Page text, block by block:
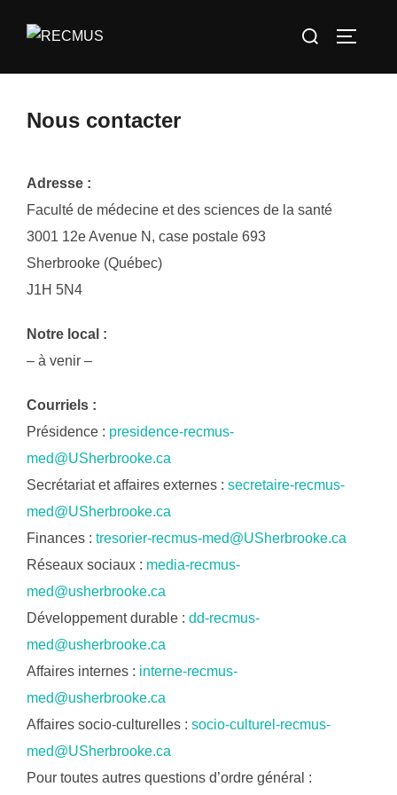
Search
Nous contacter
Adresse :
Faculté de médecine et des sciences de la santé
3001 12e Avenue N, case postale 693
Sherbrooke (Québec)
J1H 5N4
Notre local :
– à venir –
Courriels :
Présidence : presidence-recmus-
med@USherbrooke.ca
Secrétariat et affaires externes : secretaire-recmus-
med@USherbrooke.ca
Finances : tresorier-recmus-med@USherbrooke.ca
Réseaux sociaux : media-recmus-
med@usherbrooke.ca
Développement durable : dd-recmus-
med@usherbrooke.ca
Affaires internes : interne-recmus-
med@usherbrooke.ca
Affaires socio-culturelles : socio-culturel-recmus-
med@USherbrooke.ca
Pour toutes autres questions d’ordre général :